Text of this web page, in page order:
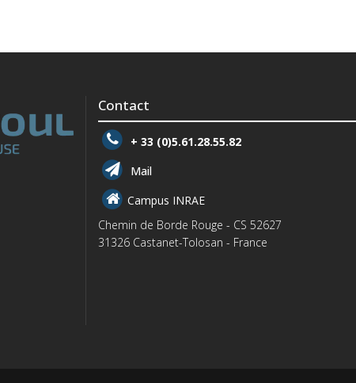
Contact
+ 33 (0)5.61.28.55.82
Mail
Campus INRAE
Chemin de Borde Rouge - CS 52627
31326 Castanet-Tolosan - France